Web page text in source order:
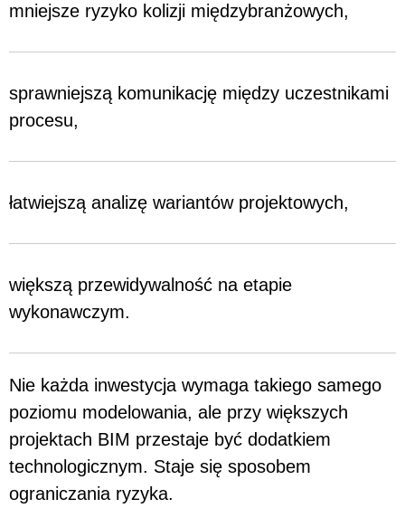
mniejsze ryzyko kolizji międzybranżowych,
sprawniejszą komunikację między uczestnikami
procesu,
łatwiejszą analizę wariantów projektowych,
większą przewidywalność na etapie
wykonawczym.
Nie każda inwestycja wymaga takiego samego
poziomu modelowania, ale przy większych
projektach BIM przestaje być dodatkiem
technologicznym. Staje się sposobem
ograniczania ryzyka.